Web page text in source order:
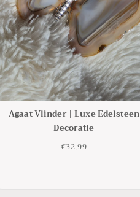
Agaat Vlinder | Luxe Edelsteen
Decoratie
€32,99